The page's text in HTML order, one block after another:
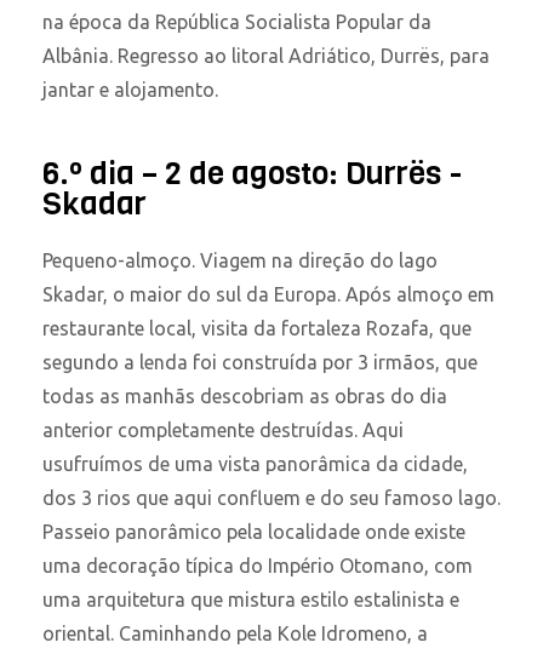
na época da República Socialista Popular da
Albânia. Regresso ao litoral Adriático, Durrës, para
jantar e alojamento.
6.º dia – 2 de agosto: Durrës -
Skadar
Pequeno-almoço. Viagem na direção do lago
Skadar, o maior do sul da Europa. Após almoço em
restaurante local, visita da fortaleza Rozafa, que
segundo a lenda foi construída por 3 irmãos, que
todas as manhãs descobriam as obras do dia
anterior completamente destruídas. Aqui
usufruímos de uma vista panorâmica da cidade,
dos 3 rios que aqui confluem e do seu famoso lago.
Passeio panorâmico pela localidade onde existe
uma decoração típica do Império Otomano, com
uma arquitetura que mistura estilo estalinista e
oriental. Caminhando pela Kole Idromeno, a